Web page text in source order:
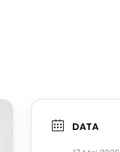
DATA